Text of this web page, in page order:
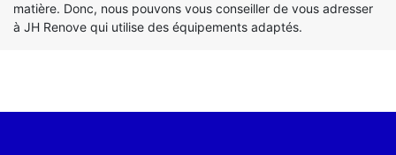
matière. Donc, nous pouvons vous conseiller de vous adresser
à JH Renove qui utilise des équipements adaptés.